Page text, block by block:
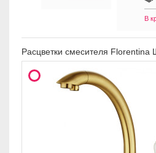
В
Расцветки смесителя Florentina